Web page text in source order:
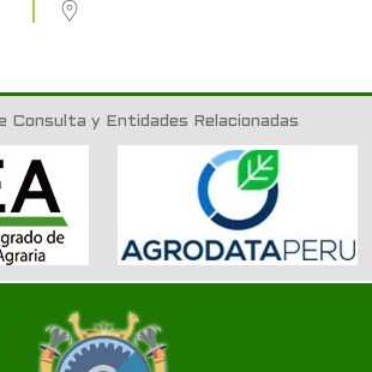
Consulta y Entidades Relacionadas